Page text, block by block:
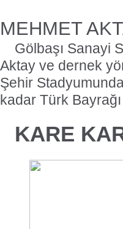
MEHMET
Gölbaşı Sanayi
Aktay ve dernek
Şehir
kadar Türk Bayrağı
KARE